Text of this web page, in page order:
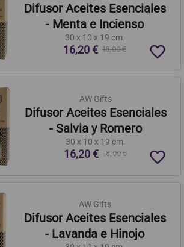
Difusor Aceites Esenciales
- Menta e Incienso
30 x 10 x 19 cm.
16,20 € 18,00 € favorite_border
AW Gifts
Difusor Aceites Esenciales
- Salvia y Romero
30 x 10 x 19 cm.
16,20 € 18,00 € favorite_border
AW Gifts
Difusor Aceites Esenciales
- Lavanda e Hinojo